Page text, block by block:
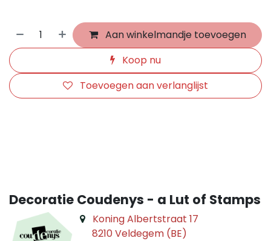
Aan winkelmandje toevoegen
Koop nu
Toevoegen aan verlanglijst
Decoratie Coudenys - a Lut of Stamps
Koning Albertstraat 17
8210 Veldegem (BE)